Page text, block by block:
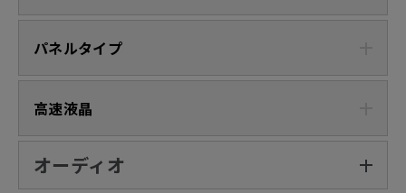
パネルタイプ
高速液晶
オーディオ